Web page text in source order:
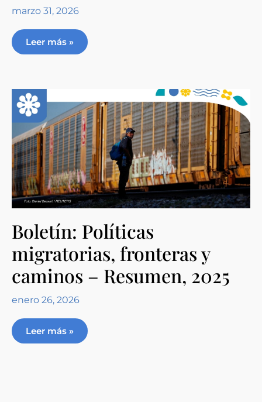
marzo 31, 2026
Leer más »
Boletín: Políticas
migratorias, fronteras y
caminos – Resumen, 2025
enero 26, 2026
Leer más »